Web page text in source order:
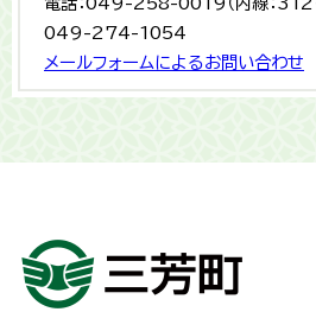
049-274-1054
メールフォームによるお問い合わせ